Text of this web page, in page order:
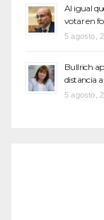
Al igual
votar en
5 agosto,
Bullrich
distancia
5 agosto,